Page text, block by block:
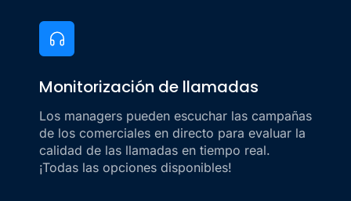
Monitorización de llamadas
Los managers pueden escuchar las campañas
de los comerciales en directo para evaluar la
calidad de las llamadas en tiempo real.
¡Todas las opciones disponibles!